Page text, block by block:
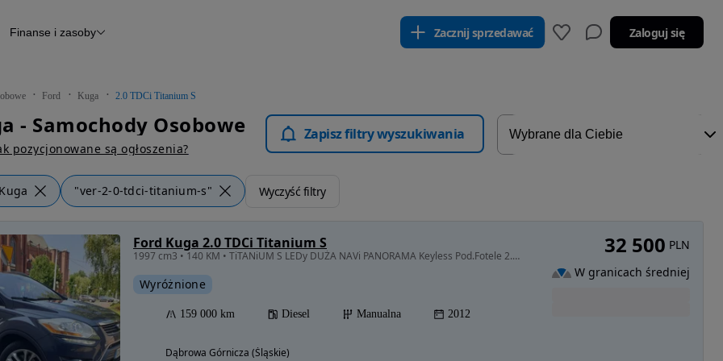
Raport z inspekcji
Otomoto News
Finanse i zasoby Zacznij sprzedawać Zaloguj się
Ford Kuga 2.0 TDCi Titanium S
- Samochody Osobowe
pozycjonowane są ogłoszenia?
Zapisz filtry wyszukiwania
Kuga "ver-2-0-tdci-titanium-s" Wyczyść filtry
Ford Kuga 2.0 TDCi Titanium S
1997 cm3 • 140 KM • TiTANiUM S LEDy DUŻA NAVi PANORAMA Keyless Pod.Fotele 2.0 Diesel Manua
Wyróżnione
159 000 km Diesel Manualna 2012
Dąbrowa Górnicza (Śląskie)
32 500 PLN
W granicach średniej